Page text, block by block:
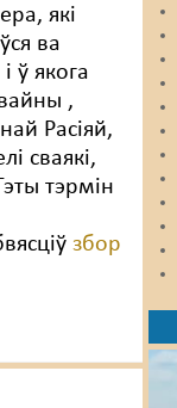
які
ва
ў якога
,
Расіяй,
сваякі,
тэрмін
збор